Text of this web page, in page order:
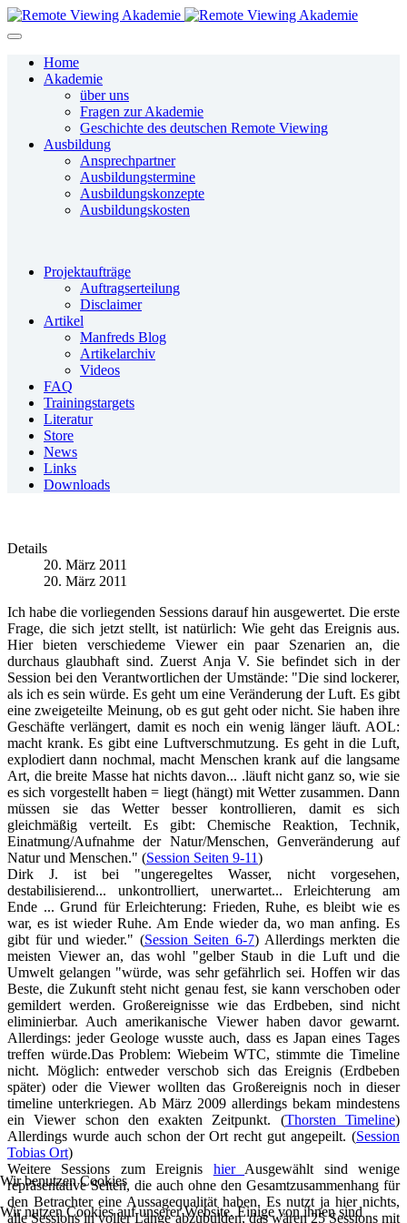
Home
Akademie
über uns
Fragen zur Akademie
Geschichte des deutschen Remote Viewing
Ausbildung
Ansprechpartner
Ausbildungstermine
Ausbildungskonzepte
Ausbildungskosten
Projektaufträge
Auftragserteilung
Disclaimer
Artikel
Manfreds Blog
Artikelarchiv
Videos
FAQ
Trainingstargets
Literatur
Store
News
Links
Downloads
Details
20. März 2011
20. März 2011
Ich habe die vorliegenden Sessions darauf hin ausgewertet. Die erste
Frage, die sich jetzt stellt, ist natürlich: Wie geht das Ereignis aus.
Hier bieten verschiedeme Viewer ein paar Szenarien an, die
durchaus glaubhaft sind. Zuerst Anja V. Sie befindet sich in der
Session bei den Verantwortlichen der Umstände: "Die sind lockerer,
als ich es sein würde. Es geht um eine Veränderung der Luft. Es gibt
eine zweigeteilte Meinung, ob es gut geht oder nicht. Sie haben ihre
Geschäfte verlängert, damit es noch ein wenig länger läuft. AOL:
macht krank. Es gibt eine Luftverschmutzung. Es geht in die Luft,
explodiert dann nochmal, macht Menschen krank auf die langsame
Art, die breite Masse hat nichts davon... .läuft nicht ganz so, wie sie
es sich vorgestellt haben = liegt (hängt) mit Wetter zusammen. Dann
müssen sie das Wetter besser kontrollieren, damit es sich
gleichmäßig verteilt. Es gibt: Chemische Reaktion, Technik,
Einatmung/Aufnahme der Natur/Menschen, Genveränderung auf
Natur und Menschen." (Session Seiten 9-11)
Dirk J. ist bei "ungeregeltes Wasser, nicht vorgesehen,
destabilisierend... unkontrolliert, unerwartet... Erleichterung am
Ende ... Grund für Erleichterung: Frieden, Ruhe, es bleibt wie es
war, es ist wieder Ruhe. Am Ende wieder da, wo man anfing. Es
gibt für und wieder." (Session Seiten 6-7) Allerdings merkten die
meisten Viewer an, das wohl "gelber Staub in die Luft und die
Umwelt gelangen "würde, was sehr gefährlich sei. Hoffen wir das
Beste, die Zukunft steht nicht genau fest, sie kann verschoben oder
gemildert werden. Großereignisse wie das Erdbeben, sind nicht
eliminierbar. Auch amerikanische Viewer haben davor gewarnt.
Allerdings: jeder Geologe wusste auch, dass es Japan eines Tages
treffen würde.Das Problem: Wiebeim WTC, stimmte die Timeline
nicht. Möglich: entweder verschob sich das Ereignis (Erdbeben
später) oder die Viewer wollten das Großereignis noch in dieser
timeline unterkriegen. Ab März 2009 allerdings bekam mindestens
ein Viewer schon den exakten Zeitpunkt. (Thorsten Timeline)
Allerdings wurde auch schon der Ort recht gut angepeilt. (Session
Tobias Ort)
Weitere Sessions zum Ereignis hier Ausgewählt sind wenige
repräsentative Seiten, die auch ohne den Gesamtzusammenhang für
den Betrachter eine Aussagequalität haben. Es nutzt ja hier nichts,
alle Sessions in voller Länge abzubulden, das wären 25 Sessions mit
Wir benutzen Cookies
Wir nutzen Cookies auf unserer Website. Einige von ihnen sind